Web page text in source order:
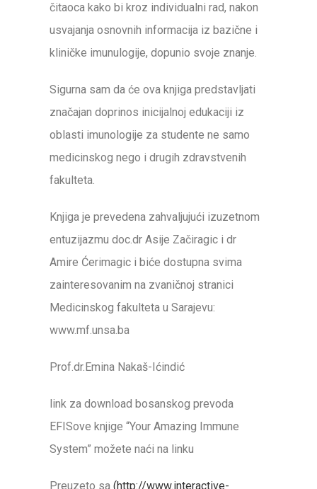
čitaoca kako bi kroz individualni rad, nakon
usvajanja osnovnih informacija iz bazične i
kliničke imunulogije, dopunio svoje znanje.
Sigurna sam da će ova knjiga predstavljati
značajan doprinos inicijalnoj edukaciji iz
oblasti imunologije za studente ne samo
medicinskog nego i drugih zdravstvenih
fakulteta.
Knjiga je prevedena zahvaljujući izuzetnom
entuzijazmu doc.dr Asije Začiragic i dr
Amire Ćerimagic i biće dostupna svima
zainteresovanim na zvaničnoj stranici
Medicinskog fakulteta u Sarajevu:
www.mf.unsa.ba
Prof.dr.Emina Nakaš-Ićindić
link za download bosanskog prevoda
EFISove knjige “Your Amazing Immune
System” možete naći na linku
Preuzeto sa (http://www.interactive-